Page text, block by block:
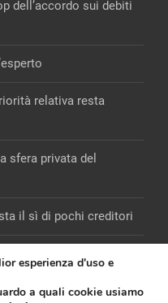
relativa resta
sfera privata del
il sì di pochi creditori
esperienza d'uso e
a quali cookie usiamo